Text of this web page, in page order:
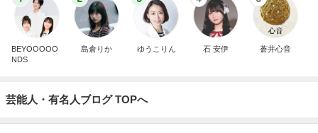
BEYOOOOO
NDS
島倉りか ゆうこりん 石 安伊 蒼井心音
芸能人・有名人ブログ TOPへ